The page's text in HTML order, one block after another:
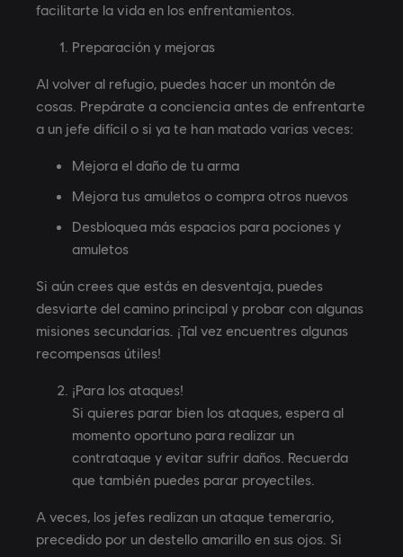
facilitarte la vida en los enfrentamientos.
Preparación y mejoras
Al volver al refugio, puedes hacer un montón de
cosas. Prepárate a conciencia antes de enfrentarte
a un jefe difícil o si ya te han matado varias veces:
Mejora el daño de tu arma
Mejora tus amuletos o compra otros nuevos
Desbloquea más espacios para pociones y
amuletos
Si aún crees que estás en desventaja, puedes
desviarte del camino principal y probar con algunas
misiones secundarias. ¡Tal vez encuentres algunas
recompensas útiles!
¡Para los ataques!
Si quieres parar bien los ataques, espera al
momento oportuno para realizar un
contrataque y evitar sufrir daños. Recuerda
que también puedes parar proyectiles.
A veces, los jefes realizan un ataque temerario,
precedido por un destello amarillo en sus ojos. Si